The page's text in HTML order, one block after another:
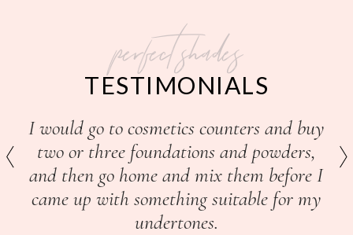
perfect shades
TESTIMONIALS
I would go to cosmetics counters and buy
two or three foundations and powders,
and then go home and mix them before I
came up with something suitable for my
undertones.